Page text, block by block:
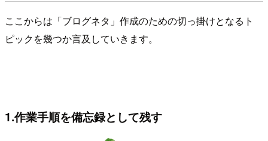
ここからは「ブログネタ」作成のための切っ掛けとなるト
ピックを幾つか言及していきます。
1.作業手順を備忘録として残す